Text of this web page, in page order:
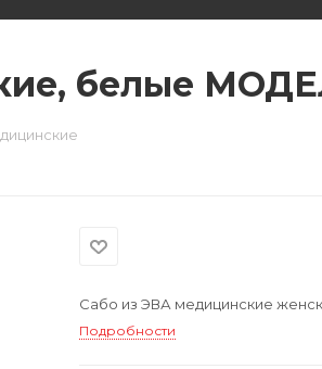
белые
Сабо из ЭВА медицинские
Подробности